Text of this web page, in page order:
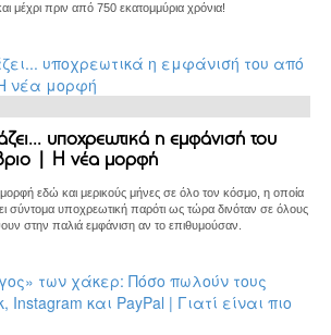
μέχρι πριν από 750 εκατομμύρια χρόνια!
υποχρεωτικά η εμφάνισή του
| Η νέα μορφή
εδώ και μερικούς μήνες σε όλο τον κόσμο, η οποία
σύντομα υποχρεωτική παρότι ως τώρα δινόταν σε όλους
στην παλιά εμφάνιση αν το επιθυμούσαν.